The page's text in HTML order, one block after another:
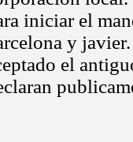
iniciar el
y
el